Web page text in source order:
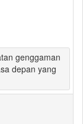
genggaman
depan yang